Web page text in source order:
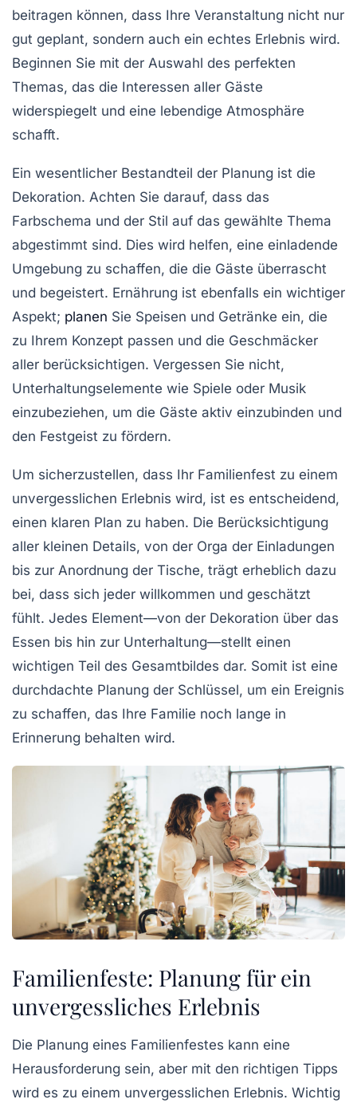
beitragen können, dass Ihre Veranstaltung nicht nur
gut geplant, sondern auch ein echtes Erlebnis wird.
Beginnen Sie mit der Auswahl des perfekten
Themas, das die Interessen aller Gäste
widerspiegelt und eine lebendige Atmosphäre
schafft.
Ein wesentlicher Bestandteil der Planung ist die
Dekoration. Achten Sie darauf, dass das
Farbschema und der Stil auf das gewählte Thema
abgestimmt sind. Dies wird helfen, eine einladende
Umgebung zu schaffen, die die Gäste überrascht
und begeistert. Ernährung ist ebenfalls ein wichtiger
Aspekt; planen Sie Speisen und Getränke ein, die
zu Ihrem Konzept passen und die Geschmäcker
aller berücksichtigen. Vergessen Sie nicht,
Unterhaltungselemente wie Spiele oder Musik
einzubeziehen, um die Gäste aktiv einzubinden und
den Festgeist zu fördern.
Um sicherzustellen, dass Ihr Familienfest zu einem
unvergesslichen Erlebnis wird, ist es entscheidend,
einen klaren Plan zu haben. Die Berücksichtigung
aller kleinen Details, von der Orga der Einladungen
bis zur Anordnung der Tische, trägt erheblich dazu
bei, dass sich jeder willkommen und geschätzt
fühlt. Jedes Element—von der Dekoration über das
Essen bis hin zur Unterhaltung—stellt einen
wichtigen Teil des Gesamtbildes dar. Somit ist eine
durchdachte Planung der Schlüssel, um ein Ereignis
zu schaffen, das Ihre Familie noch lange in
Erinnerung behalten wird.
Familienfeste: Planung für ein
unvergessliches Erlebnis
Die Planung eines Familienfestes kann eine
Herausforderung sein, aber mit den richtigen Tipps
wird es zu einem unvergesslichen Erlebnis. Wichtig